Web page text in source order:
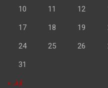
10 11 12
17 18 19
24 25 26
31
« Jul